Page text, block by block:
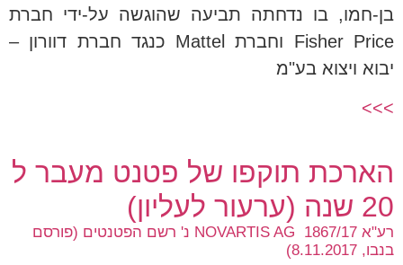
בן-חמו, בו נדחתה תביעה שהוגשה על-ידי חברת
Fisher Price וחברת Mattel כנגד חברת דוורון –
יבוא ויצוא בע"מ
>>>
הארכת תוקפו של פטנט מעבר ל
20 שנה (ערעור לעליון)
רע"א 1867/17 NOVARTIS AG נ' רשם הפטנטים (פורסם
בנבו, 8.11.2017)